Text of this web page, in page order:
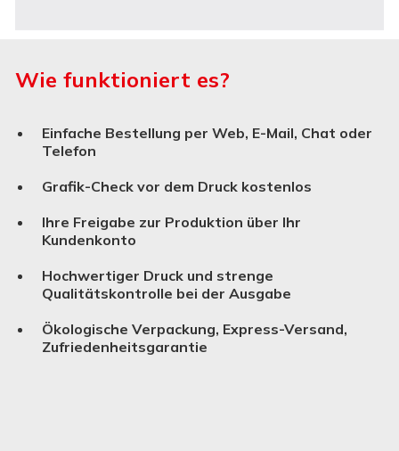
Wie funktioniert es?
Einfache Bestellung per Web, E-Mail, Chat oder
Telefon
Grafik-Check vor dem Druck kostenlos
Ihre Freigabe zur Produktion über Ihr
Kundenkonto
Hochwertiger Druck und strenge
Qualitätskontrolle bei der Ausgabe
Ökologische Verpackung, Express-Versand,
Zufriedenheitsgarantie